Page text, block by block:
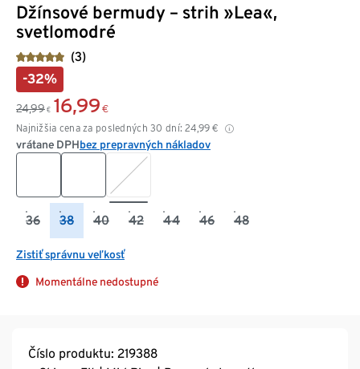
Džínsové bermudy – strih »Lea«,
svetlomodré
(3)
-32%
24,99 € 16,99 €
Najnižšia cena za posledných 30 dní: 24,99 €
vrátane DPHbez prepravných nákladov
36 38 40 42 44 46 48
Zistiť správnu veľkosť
Momentálne nedostupné
Číslo produktu: 219388